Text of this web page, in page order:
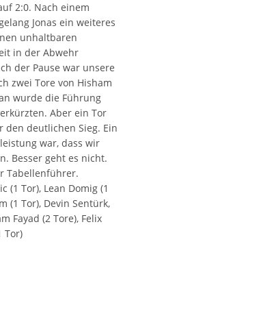
2:0. Nach einem
Jonas ein weiteres
unhaltbaren
in der Abwehr
der Pause war unsere
zwei Tore von Hisham
wurde die Führung
Aber ein Tor
den deutlichen Sieg. Ein
war, dass wir
Besser geht es nicht.
Tabellenführer.
(1 Tor), Lean Domig (1
(1 Tor), Devin Sentürk,
Fayad (2 Tore), Felix
Tor)